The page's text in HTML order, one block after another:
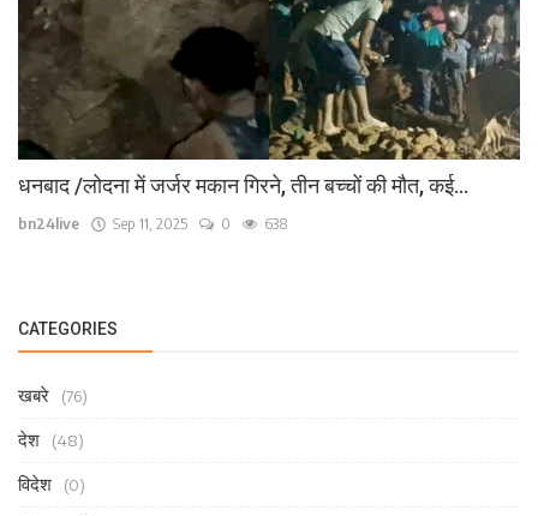
धनबाद /लोदना में जर्जर मकान गिरने, तीन बच्चों की मौत, कई...
bn24live Sep 11, 2025 0 638
CATEGORIES
खबरे (76)
देश (48)
विदेश (0)